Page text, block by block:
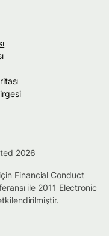
2026
Financial Conduct
ile 2011 Electronic